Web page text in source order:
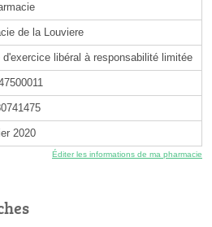
de la Louviere
d'exercice libéral à responsabilité limitée
2020
Éditer les informations de ma pharmacie